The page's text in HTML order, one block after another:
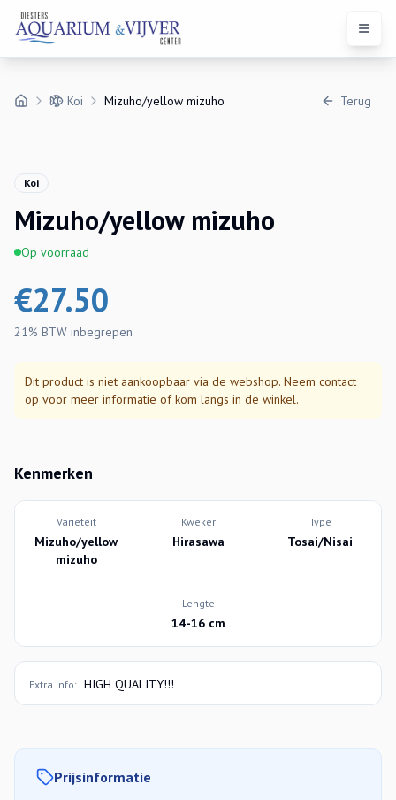
Open
Koi Mizuho/yellow mizuho Terug
Koi
Mizuho/yellow mizuho
Op voorraad
€27.50
21% BTW inbegrepen
Dit product is niet aankoopbaar via de webshop. Neem contact
op voor meer informatie of kom langs in de winkel.
Kenmerken
Variëteit
Mizuho/yellow
mizuho
Kweker
Hirasawa
Type
Tosai/Nisai
Lengte
14-16 cm
Extra info: HIGH QUALITY!!!
Prijsinformatie